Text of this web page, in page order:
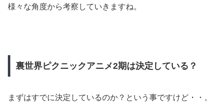
様々な角度から考察していきますね。
裏世界ピクニックアニメ2期は決定している？
まずはすでに決定しているのか？という事ですけど・・。